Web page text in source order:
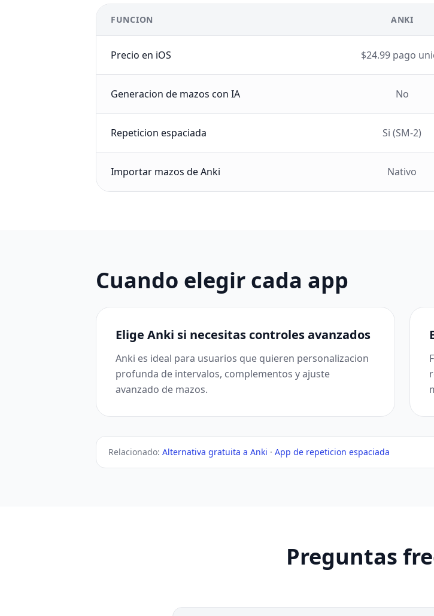
FUNCION ANKI
Precio en iOS $24.99 pago
Generacion de mazos con IA No
Repeticion espaciada Si (SM-2)
Importar mazos de Anki Nativo
Cuando elegir cada app
Elige Anki si necesitas controles avanzados
Anki es ideal para usuarios que quieren personalizacion
profunda de intervalos, complementos y ajuste
avanzado de mazos.
Relacionado: Alternativa gratuita a Anki · App de repeticion espaciada
Preguntas